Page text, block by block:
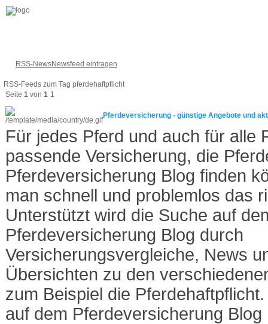
RSS-NewsNewsfeed eintragen
RSS-Feeds zum Tag pferdehaftpflicht
Seite 1 von 1 1
Pferdeversicherung - günstige Angebote und
Für jedes Pferd und auch für alle
passende Versicherung, die
Pferdeversicherung Blog finden
man schnell und problemlos das
Unterstützt wird die Suche auf
Pferdeversicherung Blog durch
Versicherungsvergleiche, News
Übersichten zu den
zum Beispiel die
auf dem Pferdeversicherung Blog